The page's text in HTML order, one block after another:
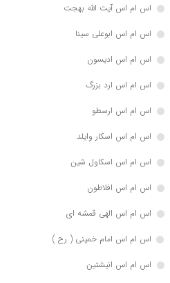
اس ام اس آیت الله بهجت
اس ام اس ابوعلی سینا
اس ام اس ادیسون
اس ام اس ارد بزرگ
اس ام اس ارسطو
اس ام اس اسكار وايلد
اس ام اس اسکاول شین
اس ام اس افلاطون
اس ام اس الهی قمشه ای
اس ام اس امام خمینی ( رح )
اس ام اس انيشتين